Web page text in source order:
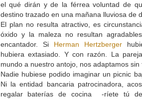
el qué dirán y de la férrea voluntad de
destino trazado en una mañana lluviosa de
El plan no resulta atractivo, es
óxido y la maleza no resultan
encantador. Si Herman Hertzberger
hubiera extasiado. Y con razón. La
mundo a nuestro antojo, nos adaptamos
Nadie hubiese podido imaginar un picnic
Ni la entidad bancaria patrocinadora,
regalar baterías de cocina -ríete tú